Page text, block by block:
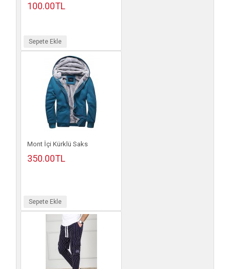
100.00TL
Sepete Ekle
Mont İçi Kürklü Saks
350.00TL
Sepete Ekle